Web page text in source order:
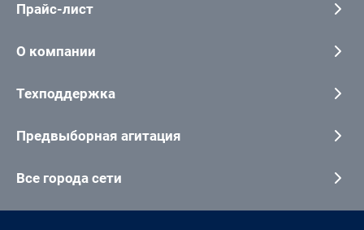
Прайс-лист
О компании
Техподдержка
Предвыборная агитация
Все города сети